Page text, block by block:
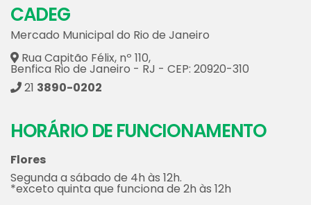
CADEG
Mercado Municipal do Rio de Janeiro
Rua Capitão Félix, nº 110,
Benfica Rio de Janeiro - RJ - CEP: 20920-310
21 3890-0202
HORÁRIO DE FUNCIONAMENTO
Flores
Segunda a sábado de 4h às 12h.
*exceto quinta que funciona de 2h às 12h